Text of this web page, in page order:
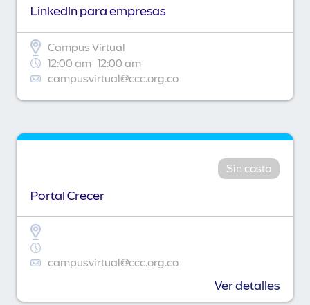
Linkedln para empresas
Campus Virtual
12:00 am 12:00 am
campusvirtual@ccc.org.co
Sin costo
Portal Crecer
campusvirtual@ccc.org.co
Ver detalles